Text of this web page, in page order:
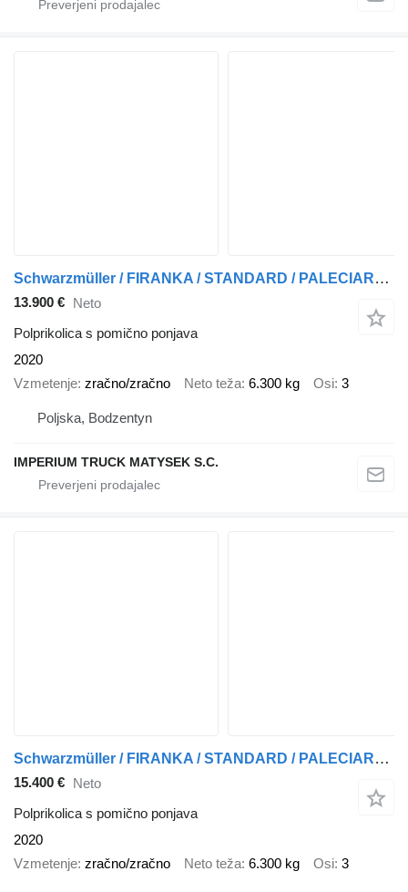
Schwarzmüller / FIRANKA / STANDARD / PALECIARA / OSIE SAF / 2020
13.900 € Neto
Polprikolica s pomično ponjava
2020
Vzmetenje zračno/zračno Neto teža 6.300 kg Osi 3
Poljska, Bodzentyn
IMPERIUM TRUCK MATYSEK S.C.
Schwarzmüller / FIRANKA / STANDARD / PALECIARA / OSIE SAF / 2020
15.400 € Neto
Polprikolica s pomično ponjava
2020
Vzmetenje zračno/zračno Neto teža 6.300 kg Osi 3